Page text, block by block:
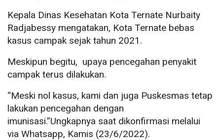
Kepala Dinas Kesehatan Kota Ternate Nurbaity
Radjabessy mengatakan, Kota Ternate bebas
kasus campak sejak tahun 2021.
Meskipun begitu, upaya pencegahan penyakit
campak terus dilakukan.
“Meski nol kasus, kami dan juga Puskesmas tetap
lakukan pencegahan dengan
imunisasi.”Ungkapnya saat dikonfirmasi melalui
via Whatsapp, Kamis (23/6/2022).